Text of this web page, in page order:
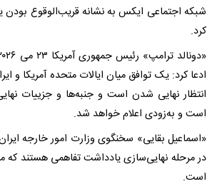
شبکه اجتماعی ایکس به نشانه قریب‌الوقوع بودن
کرد.
ادعا کرد: یک توافق میان ایالات متحده آمریکا و
انتظار نهایی شدن است و جنبه‌ها و جزییات
است و به‌زودی اعلام خواهد شد.
«اسماعیل بقایی» سخنگوی وزارت امور خارجه
در مرحله نهایی‌سازی یادداشت تفاهمی هستند
است.